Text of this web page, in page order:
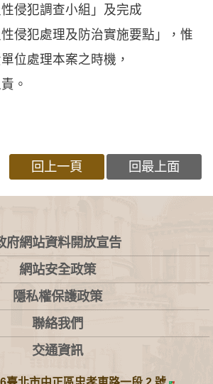
性侵犯調查小組」及完成
性侵犯處理及防治實施要點」，惟
位處理本案之時機，
。
回上一頁 回最上面
府網站資料開放宣告
網站安全政策
隱私權保護政策
聯絡我們
交通資訊